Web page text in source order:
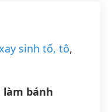
sinh tố, tô,
làm bánh